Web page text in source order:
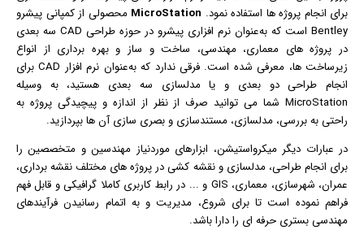
برای انجام پروژه ها استفاده نمود. MicroStation محصولی از کمپانی پیشرو
Bentley است که به‌عنوان نرم افزاری پیشرو در حوزه طراحی CAD سه بعدی
در پروژه های معماری، مهندسی، ساخت و ساز و بهره برداری از انواع
زیرساخت ها، معرفی شده است. فرقی ندارد که به‌عنوان نرم افزار CAD برای
انجام طراحی دو بعدی و یا مدلسازی سه بعدی هستید، به وسیله
MicroStation شما می توانید صرف از نظر از اندازه و پیچیدگی پروژه به
راحتی به بررسی، مدلسازی، مستندسازی و بصری سازی آن ها بپردازید.
در عبارات دیگر میکرواستیشن، ابزارهای موردنیاز مهندسین و متخصصین را
برای انجام طراحی، مدلسازی و نقشه کشی در پروژه های مختلف نقشه برداری،
عمران، شهرسازی، معماری، GIS و ... در رابط کاربری کاملا
گرافیکی و قابل فهم
فراهم نموده است تا برای شروع، مدیریت و به اتمام رسانیدن فرآیندهای
مهندسی بستری حرفه ای را دارا باشد.